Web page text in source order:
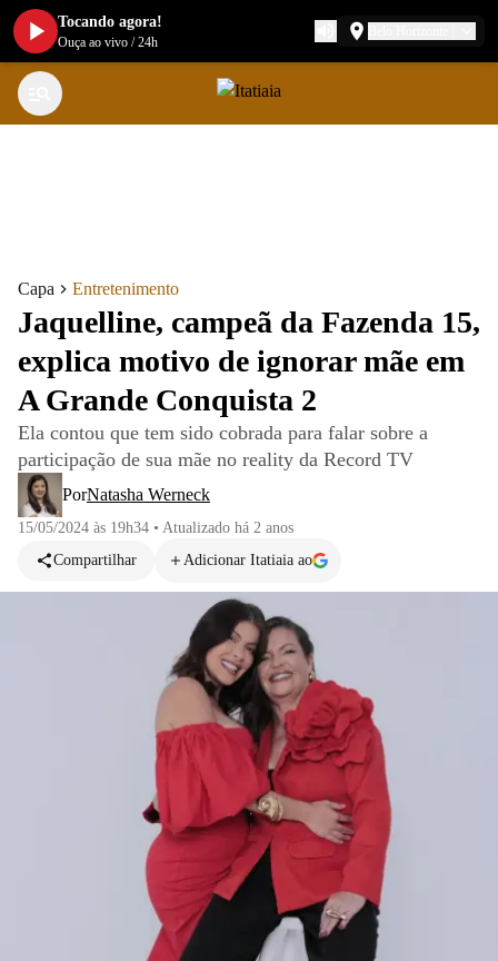
Capa Entretenimento
Jaquelline, campeã da Fazenda 15,
explica motivo de ignorar mãe em
A Grande Conquista 2
Ela contou que tem sido cobrada para falar sobre a
participação de sua mãe no reality da Record TV
PorNatasha Werneck
15/05/2024 às 19h34 • Atualizado há 2 anos
Compartilhar
Adicionar Itatiaia ao
Tocando agora!
Ouça ao vivo /24h